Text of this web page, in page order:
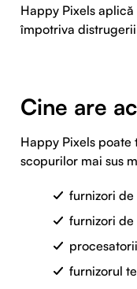
Happy Pixels
împotriva
Cine are
Happy Pixels
scopurilor mai sus
furnizori de
furnizori
furnizorul